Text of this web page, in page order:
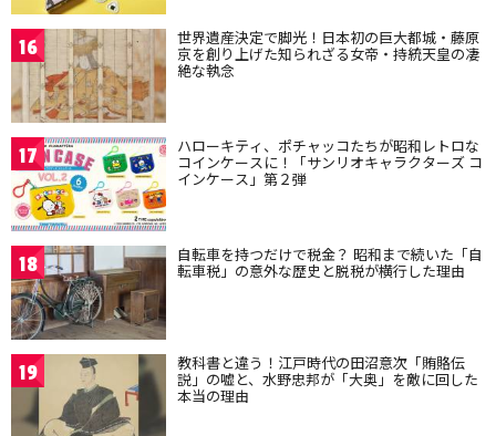
16 世界遺産決定で脚光！日本初の巨大都城・藤原
京を創り上げた知られざる女帝・持統天皇の凄
絶な執念
17 ハローキティ、ポチャッコたちが昭和レトロな
コインケースに！「サンリオキャラクターズ コ
インケース」第２弾
18 自転車を持つだけで税金？ 昭和まで続いた「自
転車税」の意外な歴史と脱税が横行した理由
19 教科書と違う！江戸時代の田沼意次「賄賂伝
説」の嘘と、水野忠邦が「大奥」を敵に回した
本当の理由